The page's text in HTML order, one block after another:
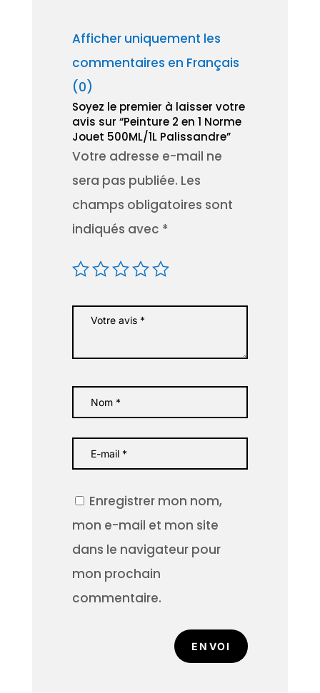
Afficher uniquement les
commentaires en Français
(0)
Soyez le premier à laisser votre
avis sur “Peinture 2 en 1 Norme
Jouet 500ML/1L Palissandre”
Votre adresse e-mail ne
sera pas publiée. Les
champs obligatoires sont
indiqués avec *
Enregistrer mon nom,
mon e-mail et mon site
dans le navigateur pour
mon prochain
commentaire.
ENVOI